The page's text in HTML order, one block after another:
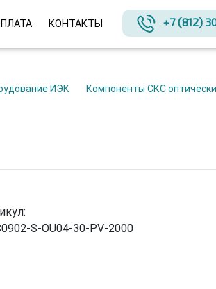
КОНТАКТЫ +7 (812)
ИЭК Компоненты СКС
S-OU04-30-PV-2000